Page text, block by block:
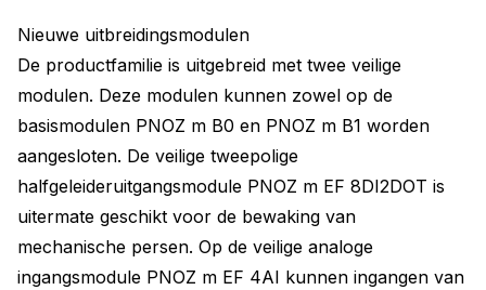
Nieuwe uitbreidingsmodulen
De productfamilie is uitgebreid met twee veilige
modulen. Deze modulen kunnen zowel op de
basismodulen PNOZ m B0 en PNOZ m B1 worden
aangesloten. De veilige tweepolige
halfgeleideruitgangsmodule PNOZ m EF 8DI2DOT is
uitermate geschikt voor de bewaking van
mechanische persen. Op de veilige analoge
ingangsmodule PNOZ m EF 4AI kunnen ingangen van